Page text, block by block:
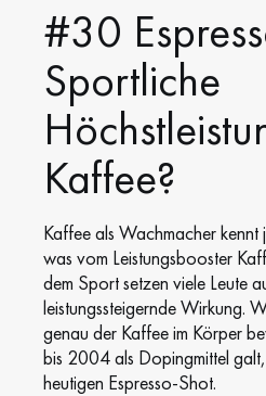
#30
Sportliche
Kaffee?
Kaffee als Wachmacher
was vom Leistungsbooster
dem Sport setzen viele Leute
leistungssteigernde Wirkung.
genau der Kaffee im Körper
bis 2004 als Dopingmittel
heutigen Espresso-Shot.